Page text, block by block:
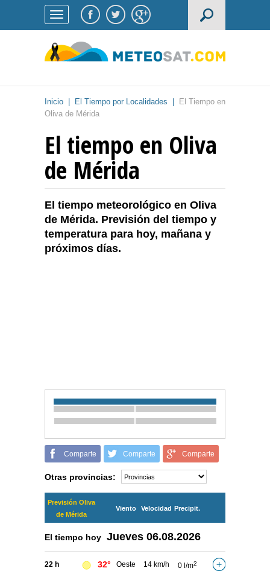
Inicio El Tiempo por Localidades
El Tiempo en
Oliva de Mérida
El tiempo en Oliva
de Mérida
El tiempo meteorológico en Oliva
de Mérida. Previsión del tiempo y
temperatura para hoy, mañana y
próximos días.
Comparte Comparte Comparte
Otras provincias:
Previsión Oliva
de Mérida
Viento Velocidad Precipit.
El tiempo hoy Jueves 06.08.2026
22 h 32° Oeste 14 km/h 0 l/m2